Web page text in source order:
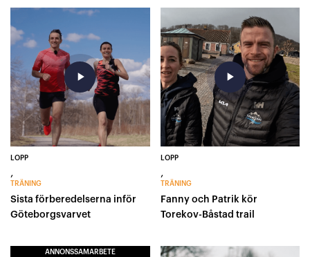
play_arrow
LOPP
,
TRÄNING
Sista förberedelserna inför
Göteborgsvarvet
play_arrow
LOPP
,
TRÄNING
Fanny och Patrik kör
Torekov-Båstad trail
ANNONSSAMARBETE